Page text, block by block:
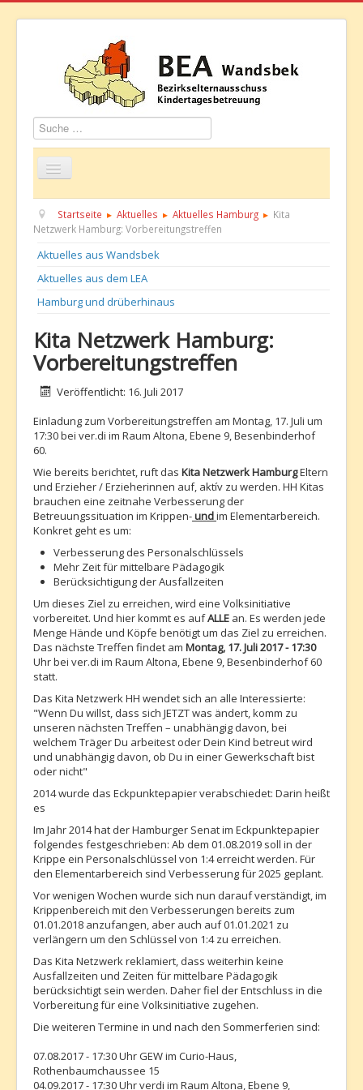
Suchen
Startseite Über uns Aktuelles Termine
Informationen GBS
Startseite Aktuelles Aktuelles Hamburg
Kita
Netzwerk Hamburg: Vorbereitungstreffen
Aktuelles aus Wandsbek
Aktuelles aus dem LEA
Hamburg und drüberhinaus
Kita Netzwerk Hamburg:
Vorbereitungstreffen
DetailsVeröffentlicht: 16. Juli 2017
Einladung zum Vorbereitungstreffen am Montag, 17. Juli um
17:30 bei ver.di im Raum Altona, Ebene 9, Besenbinderhof
60.
Wie bereits berichtet, ruft das Kita Netzwerk HamburgEltern
und Erzieher / Erzieherinnen auf, aktív zu werden. HH Kitas
brauchen eine zeitnahe Verbesserung der
Betreuungssituation im Krippen-undim Elementarbereich.
Konkret geht es um:
Verbesserung des Personalschlüssels
Mehr Zeit für mittelbare Pädagogik
Berücksichtigung der Ausfallzeiten
Um dieses Ziel zu erreichen, wird eine Volksinitiative
vorbereitet. Und hier kommt es aufALLE an. Es werden jede
Menge Hände und Köpfe benötigt um das Ziel zu erreichen.
Das nächste Treffen findet am Montag, 17. Juli 2017 - 17:30
Uhr bei ver.di im Raum Altona, Ebene 9, Besenbinderhof 60
statt.
Das Kita Netzwerk HH wendet sich an alle Interessierte:
"Wenn Du willst, dass sich JETZT was ändert, komm zu
unseren nächsten Treffen – unabhängig davon, bei
welchem Träger Du arbeitest oder Dein Kind betreut wird
und unabhängig davon, ob Du in einer Gewerkschaft bist
oder nicht"
2014 wurde das Eckpunktepapier verabschiedet: Darin heißt
es
Im Jahr 2014 hat der Hamburger Senat im Eckpunktepapier
folgendes festgeschrieben: Ab dem 01.08.2019 soll in der
Krippe ein Personalschlüssel von 1:4 erreicht werden. Für
den Elementarbereich sind Verbesserung für 2025 geplant.
Vor wenigen Wochen wurde sich nun darauf verständigt, im
Krippenbereich mit den Verbesserungen bereits zum
01.01.2018 anzufangen, aber auch auf 01.01.2021 zu
verlängern um den Schlüssel von 1:4 zu erreichen.
Das Kita Netzwerk reklamiert, dass weiterhin keine
Ausfallzeiten und Zeiten für mittelbare Pädagogik
berücksichtigt sein werden. Daher fiel der Entschluss in die
Vorbereitung für eine Volksinitiative zugehen.
Die weiteren Termine in und nach den Sommerferien sind:
07.08.2017 - 17:30 Uhr GEW im Curio-Haus,
Rothenbaumchaussee 15
04.09.2017 - 17:30 Uhr verdi im Raum Altona, Ebene 9,